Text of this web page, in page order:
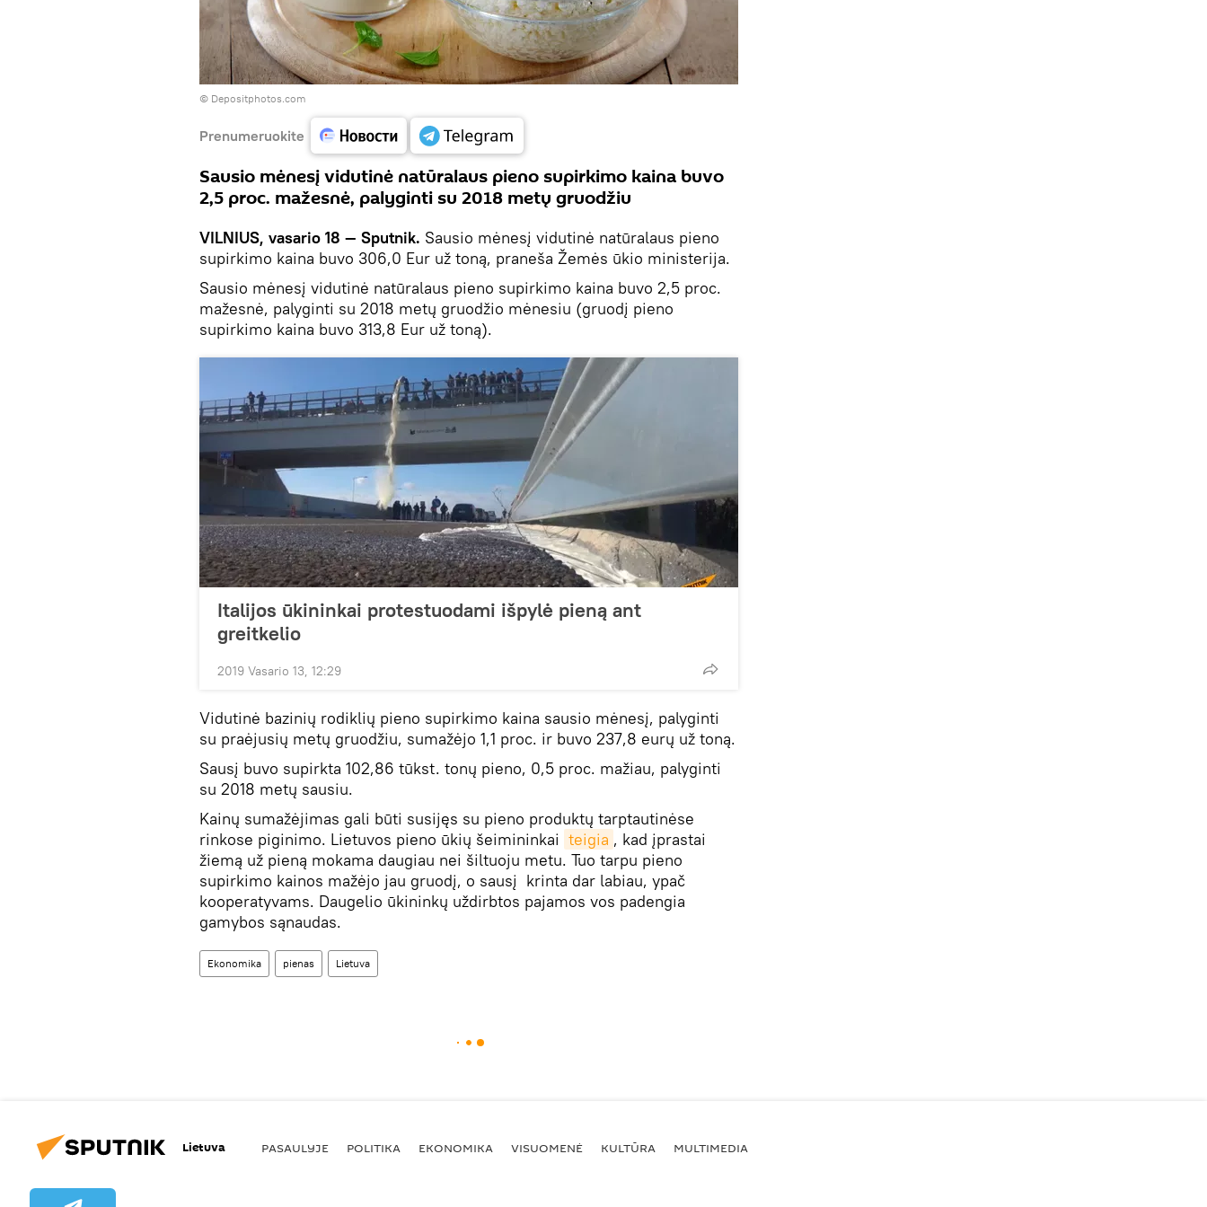
© Depositphotos.com
Prenumeruokite
Sausio mėnesį vidutinė natūralaus pieno supirkimo kaina buvo
2,5 proc. mažesnė, palyginti su 2018 metų gruodžiu
VILNIUS, vasario 18 — Sputnik. Sausio mėnesį vidutinė natūralaus pieno
supirkimo kaina buvo 306,0 Eur už toną, praneša Žemės ūkio ministerija.
Sausio mėnesį vidutinė natūralaus pieno supirkimo kaina buvo 2,5 proc.
mažesnė, palyginti su 2018 metų gruodžio mėnesiu (gruodį pieno
supirkimo kaina buvo 313,8 Eur už toną).
Italijos ūkininkai protestuodami išpylė pieną ant
greitkelio
2019 Vasario 13, 12:29
Vidutinė bazinių rodiklių pieno supirkimo kaina sausio mėnesį, palyginti
su praėjusių metų gruodžiu, sumažėjo 1,1 proc. ir buvo 237,8 eurų už toną.
Sausį buvo supirkta 102,86 tūkst. tonų pieno, 0,5 proc. mažiau, palyginti
su 2018 metų sausiu.
Kainų sumažėjimas gali būti susijęs su pieno produktų tarptautinėse
rinkose piginimo. Lietuvos pieno ūkių šeimininkai teigia , kad įprastai
žiemą už pieną mokama daugiau nei šiltuoju metu. Tuo tarpu pieno
supirkimo kainos mažėjo jau gruodį, o sausį krinta dar labiau, ypač
kooperatyvams. Daugelio ūkininkų uždirbtos pajamos vos padengia
gamybos sąnaudas.
Ekonomika pienas Lietuva
Lietuva PASAULYJE POLITIKA EKONOMIKA VISUOMENĖ KULTŪRA MULTIMEDIA